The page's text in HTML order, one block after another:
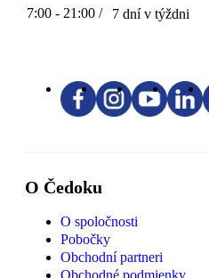
7:00 - 21:00 / 7 dní v týždni
O Čedoku
O spoločnosti
Pobočky
Obchodní partneri